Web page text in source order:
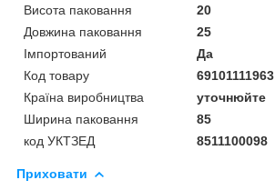
Висота паковання
20
Довжина паковання
25
Імпортований
Да
Код товару
69101111963
Країна виробництва
уточнюйте
Ширина паковання
85
код УКТЗЕД
8511100098
Приховати